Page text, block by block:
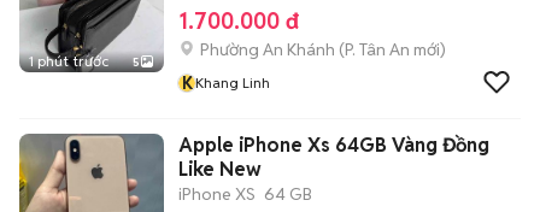
1 phút trước 5
1.700.000 đ
Phường An Khánh (P. Tân An mới)
KKhang Linh
Apple iPhone Xs 64GB Vàng Đồng
Like New
iPhone XS 64 GB